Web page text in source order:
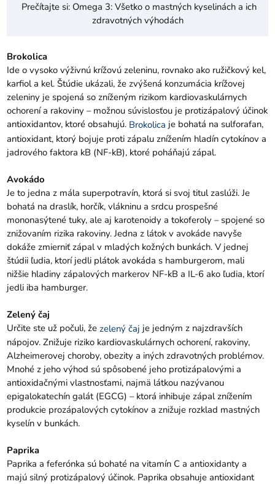
Prečítajte si: Omega 3: Všetko o mastných kyselinách a ich
zdravotných výhodách
Brokolica
Ide o vysoko výživnú krížovú zeleninu, rovnako ako ružičkový kel,
karfiol a kel. Štúdie ukázali, že zvýšená konzumácia krížovej
zeleniny je spojená so zníženým rizikom kardiovaskulárnych
ochorení a rakoviny – možnou súvislosťou je protizápalový účinok
antioxidantov, ktoré obsahujú. Brokolica je bohatá na sulforafan,
antioxidant, ktorý bojuje proti zápalu znížením hladín cytokínov a
jadrového faktora kB (NF-kB), ktoré poháňajú zápal.
Avokádo
Je to jedna z mála superpotravín, ktorá si svoj titul zaslúži. Je
bohatá na draslík, horčík, vlákninu a srdcu prospešné
mononasýtené tuky, ale aj karotenoidy a tokoferoly – spojené so
znižovaním rizika rakoviny. Jedna z látok v avokáde navyše
dokáže zmierniť zápal v mladých kožných bunkách. V jednej
štúdii ľudia, ktorí jedli plátok avokáda s hamburgerom, mali
nižšie hladiny zápalových markerov NF-kB a IL-6 ako ľudia, ktorí
jedli iba hamburger.
Zelený čaj
Určite ste už počuli, žezelený čaj je jedným z najzdravších
nápojov. Znižuje riziko kardiovaskulárnych ochorení, rakoviny,
Alzheimerovej choroby, obezity a iných zdravotných problémov.
Mnohé z jeho výhod sú spôsobené jeho protizápalovými a
antioxidačnými vlastnosťami, najmä látkou nazývanou
epigalokatechín galát (EGCG) – ktorá inhibuje zápal znížením
produkcie prozápalových cytokínov a znižuje rozklad mastných
kyselín v bunkách.
Paprika
Paprika a feferónka sú bohaté na vitamín C a antioxidanty a
majú silný protizápalový účinok. Paprika obsahuje antioxidant